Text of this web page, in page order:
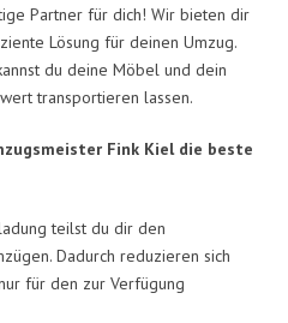
Partner für dich! Wir bieten dir
Lösung für deinen Umzug.
du deine Möbel und dein
transportieren lassen.
Fink Kiel die beste
teilst du dir den
Dadurch reduzieren sich
für den zur Verfügung